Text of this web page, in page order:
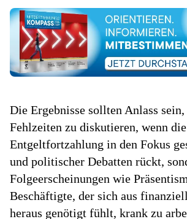
Die Ergebnisse sollten Anlass
Fehlzeiten zu diskutieren, wenn
Entgeltfortzahlung in den Fokus
und politischer Debatten rückt,
Folgeerscheinungen wie
Beschäftigte, der sich aus
heraus genötigt fühlt, krank zu